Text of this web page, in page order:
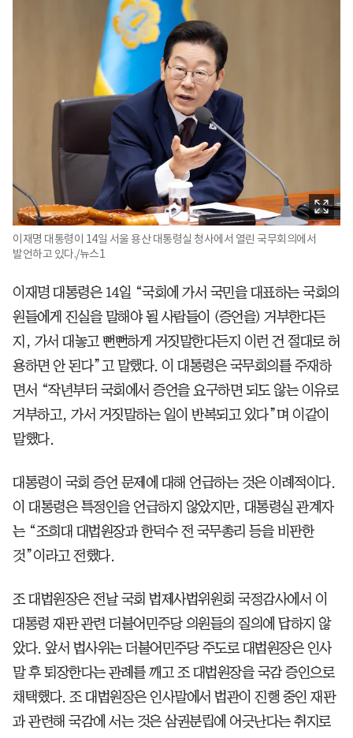
이재명 대통령이 14일 서울 용산 대통령실 청사에서 열린 국무회의에서
발언하고 있다./뉴스1
이재명 대통령은 14일 “국회에 가서 국민을 대표하는 국회의
원들에게 진실을 말해야 될 사람들이 (증언을) 거부한다든
지, 가서 대놓고 뻔뻔하게 거짓말한다든지 이런 건 절대로 허
용하면 안 된다”고 말했다. 이 대통령은 국무회의를 주재하
면서 “작년부터 국회에서 증언을 요구하면 되도 않는 이유로
거부하고, 가서 거짓말하는 일이 반복되고 있다”며 이같이
말했다.
대통령이 국회 증언 문제에 대해 언급하는 것은 이례적이다.
이 대통령은 특정인을 언급하지 않았지만, 대통령실 관계자
는 “조희대 대법원장과 한덕수 전 국무총리 등을 비판한
것”이라고 전했다.
조 대법원장은 전날 국회 법제사법위원회 국정감사에서 이
대통령 재판 관련 더불어민주당 의원들의 질의에 답하지 않
았다. 앞서 법사위는 더불어민주당 주도로 대법원장은 인사
말 후 퇴장한다는 관례를 깨고 조 대법원장을 국감 증인으로
채택했다. 조 대법원장은 인사말에서 법관이 진행 중인 재판
과 관련해 국감에 서는 것은 삼권분립에 어긋난다는 취지로